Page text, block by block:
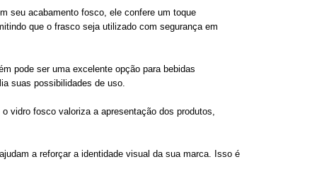
seu acabamento fosco, ele confere um toque
que o frasco seja utilizado com segurança em
pode ser uma excelente opção para bebidas
suas possibilidades de uso.
o vidro fosco valoriza a apresentação dos produtos,
a reforçar a identidade visual da sua marca. Isso é